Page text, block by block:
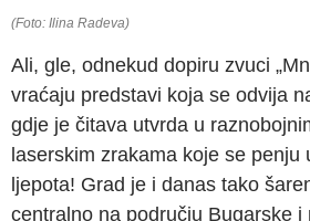
(Foto: Ilina Radeva)
Ali, gle, odnekud dopiru zvuci
vraćaju predstavi koja se odvija
gdje je čitava utvrda u
laserskim zrakama koje se penju
ljepota! Grad je i danas tako
centralno na području Bugarske i